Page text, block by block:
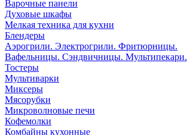
Варочные панели
Духовые шкафы
Мелкая техника для кухни
Блендеры
Аэрогрили. Электрогрили. Фритюрницы.
Вафельницы. Сэндвичницы. Мультипекари.
Тостеры
Мультиварки
Миксеры
Мясорубки
Микроволновые печи
Кофемолки
Комбайны кухонные